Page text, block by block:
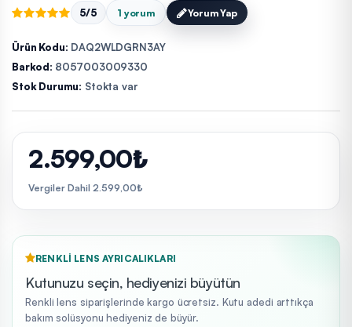
5/5 1 yorum Yorum Yap
Ürün Kodu: DAQ2WLDGRN3AY
Barkod: 8057003009330
Stok Durumu: Stokta var
2.599,00₺
Vergiler Dahil 2.599,00₺
RENKLI LENS AYRICALIKLARI
Kutunuzu seçin, hediyenizi büyütün
Renkli lens siparişlerinde kargo ücretsiz. Kutu adedi arttıkça
bakım solüsyonu hediyeniz de büyür.